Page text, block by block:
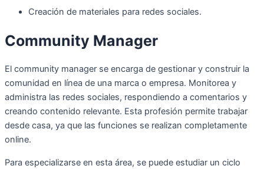
Creación de materiales para redes sociales.
Community Manager
El community manager se encarga de gestionar y construir la
comunidad en línea de una marca o empresa. Monitorea y
administra las redes sociales, respondiendo a comentarios y
creando contenido relevante. Esta profesión permite trabajar
desde casa, ya que las funciones se realizan completamente
online.
Para especializarse en esta área, se puede estudiar un ciclo